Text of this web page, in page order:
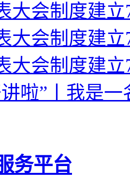
大会制度建
大会制度建
大会制度建
啦”丨我是
务平台